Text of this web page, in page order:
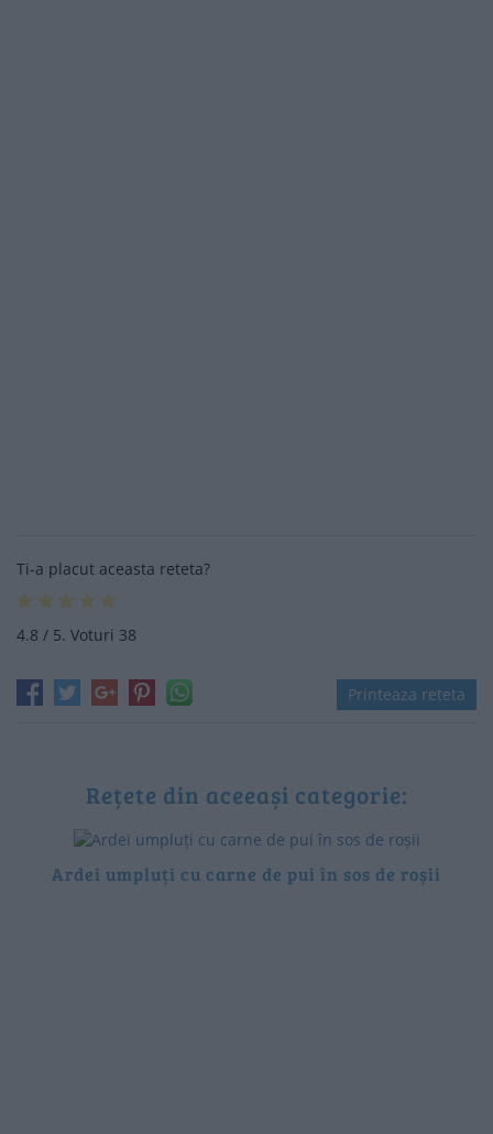
Ti-a placut aceasta reteta?
4.8 / 5. Voturi 38
Printeaza reteta
Rețete din aceeași categorie:
Ardei umpluți cu carne de pui în sos de roșii